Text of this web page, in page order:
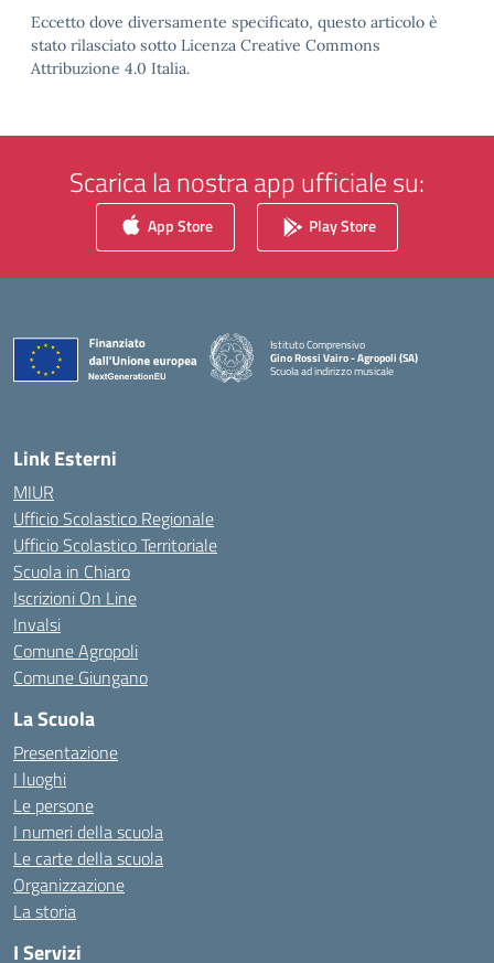
Eccetto dove diversamente specificato, questo articolo è
stato rilasciato sotto Licenza Creative Commons
Attribuzione 4.0 Italia.
Scarica la nostra app ufficiale su:
App Store Play Store
Istituto Comprensivo
Gino Rossi Vairo - Agropoli (SA)
Scuola ad indirizzo musicale
Link Esterni
MIUR
Ufficio Scolastico Regionale
Ufficio Scolastico Territoriale
Scuola in Chiaro
Iscrizioni On Line
Invalsi
Comune Agropoli
Comune Giungano
La Scuola
Presentazione
I luoghi
Le persone
I numeri della scuola
Le carte della scuola
Organizzazione
La storia
I Servizi